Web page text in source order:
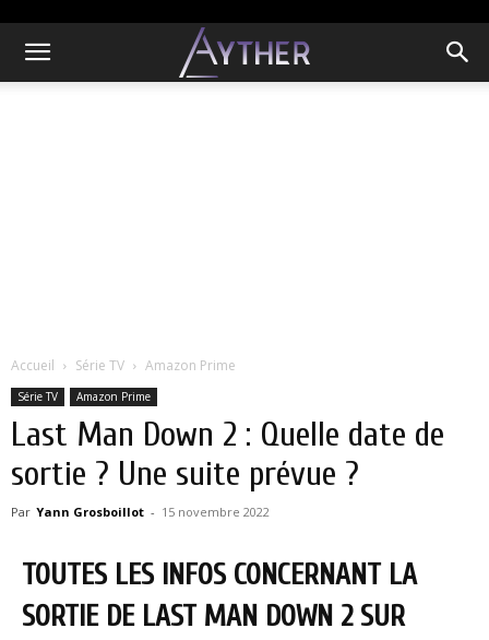
Accueil Série TV Amazon Prime
Série TV Amazon Prime
Last Man Down 2 : Quelle date de
sortie ? Une suite prévue ?
Par Yann Grosboillot - 15 novembre 2022
TOUTES LES INFOS CONCERNANT LA
SORTIE DE LAST MAN DOWN 2 SUR